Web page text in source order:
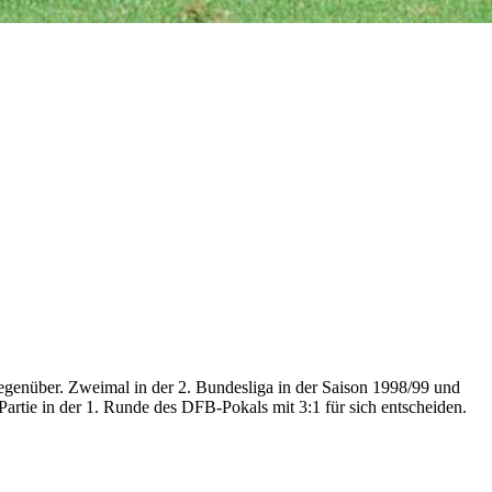
Zweimal in der 2. Bundesliga in der Saison 1998/99 und
in der 1. Runde des DFB-Pokals mit 3:1 für sich entscheiden.